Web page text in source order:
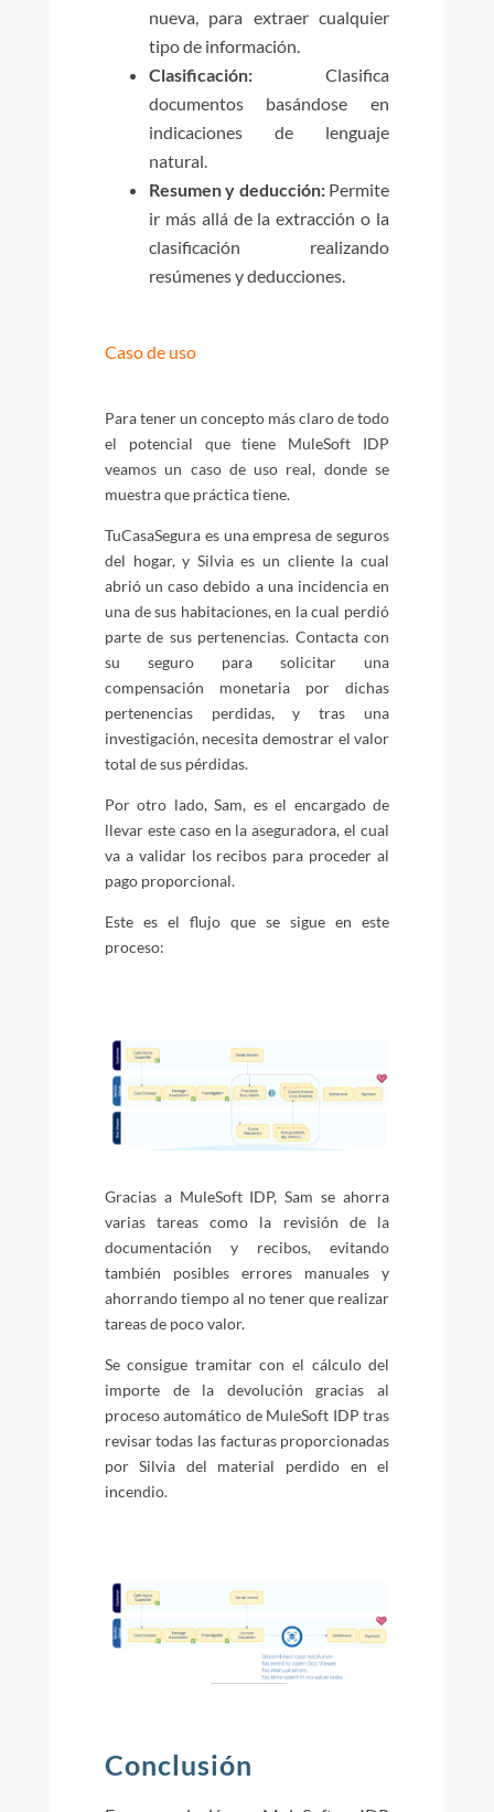
nueva, para extraer cualquier
tipo de información.
Clasificación:Clasifica
documentos basándose en
indicaciones de lenguaje
natural.
Resumen y deducción: Permite
ir más allá de la extracción o la
clasificación realizando
resúmenes y deducciones.
Caso de uso
Para tener un concepto más claro de todo
el potencial que tiene MuleSoft IDP
veamos un caso de uso real, donde se
muestra que práctica tiene.
TuCasaSegura es una empresa de seguros
del hogar, y Silvia es un cliente la cual
abrió un caso debido a una incidencia en
una de sus habitaciones, en la cual perdió
parte de sus pertenencias. Contacta con
su seguro para solicitar una
compensación monetaria por dichas
pertenencias perdidas, y tras una
investigación, necesita demostrar el valor
total de sus pérdidas.
Por otro lado, Sam, es el encargado de
llevar este caso en la aseguradora, el cual
va a validar los recibos para proceder al
pago proporcional.
Este es el flujo que se sigue en este
proceso:
Gracias a MuleSoft IDP, Sam se ahorra
varias tareas como la revisión de la
documentación y recibos, evitando
también posibles errores manuales y
ahorrando tiempo al no tener que realizar
tareas de poco valor.
Se consigue tramitar con el cálculo del
importe de la devolución gracias al
proceso automático de MuleSoft IDP tras
revisar todas las facturas proporcionadas
por Silvia del material perdido en el
incendio.
Conclusión